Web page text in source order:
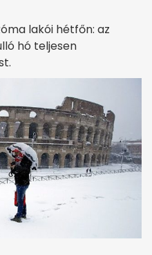
lakói hétfőn: az
hó teljesen